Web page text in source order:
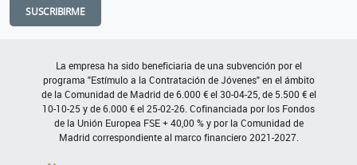
SUSCRIBIRME
La empresa ha sido beneficiaria de una subvención por el
programa "Estímulo a la Contratación de Jóvenes" en el ámbito
de la Comunidad de Madrid de 6.000 € el 30-04-25, de 5.500 € el
10-10-25 y de 6.000 € el 25-02-26. Cofinanciada por los Fondos
de la Unión Europea FSE + 40,00 % y por la Comunidad de
Madrid correspondiente al marco financiero 2021-2027.